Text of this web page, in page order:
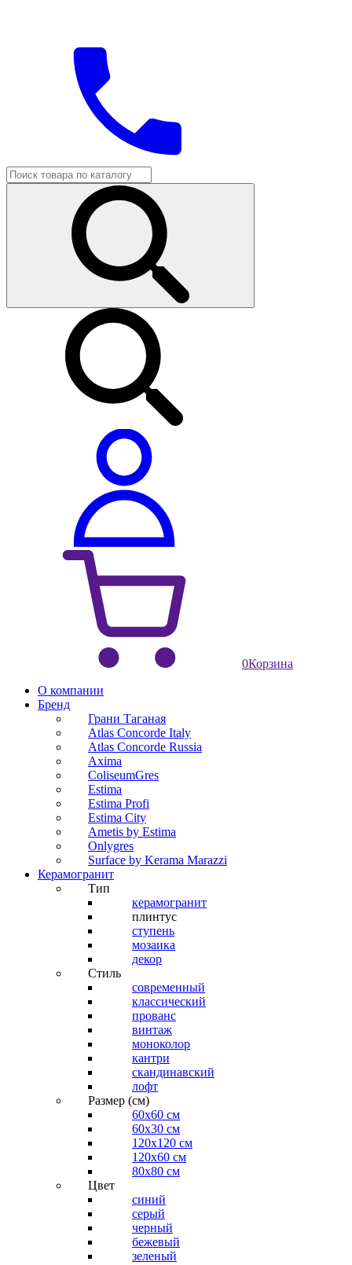
0Корзина
О компании
Бренд
Грани Таганая
Atlas Concorde Italy
Atlas Concorde Russia
Axima
ColiseumGres
Estima
Estima Profi
Estima City
Ametis by Estima
Onlygres
Surface by Kerama Marazzi
Керамогранит
Тип
керамогранит
плинтус
ступень
мозаика
декор
Стиль
современный
классический
прованс
винтаж
моноколор
кантри
скандинавский
лофт
Размер (см)
60х60 см
60x30 см
120x120 см
120x60 см
80x80 см
Цвет
синий
серый
черный
бежевый
зеленый